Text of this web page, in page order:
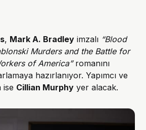
, Mark A. Bradley imzalı “Blood
Murders and the Battle for
of America”romanını
hazırlanıyor. Yapımcı ve
ise Cillian Murphy yer alacak.